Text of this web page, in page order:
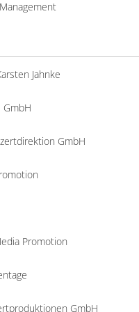
Jahnke
GmbH
GmbH
Promotion
GmbH